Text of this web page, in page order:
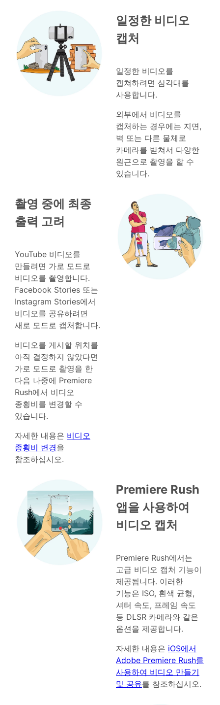
일정한 비디오
캡처
일정한 비디오를
캡쳐하려면 삼각대를
사용합니다.
외부에서 비디오를
캡처하는 경우에는 지면,
벽 또는 다른 물체로
카메라를 받쳐서 다양한
원근으로 촬영을 할 수
있습니다.
촬영 중에 최종
출력 고려
YouTube 비디오를
만들려면 가로 모드로
비디오를 촬영합니다.
Facebook Stories 또는
Instagram Stories에서
비디오를 공유하려면
새로 모드로 캡처합니다.
비디오를 게시할 위치를
아직 결정하지 않았다면
가로 모드로 촬영을 한
다음 나중에 Premiere
Rush에서 비디오
종횡비를 변경할 수
있습니다.
자세한 내용은 비디오
종횡비 변경을
참조하십시오.
Premiere Rush
앱을 사용하여
비디오 캡처
Premiere Rush에서는
고급 비디오 캡처 기능이
제공됩니다. 이러한
기능은 ISO, 흰색 균형,
셔터 속도, 프레임 속도
등 DLSR 카메라와 같은
옵션을 제공합니다.
자세한 내용은 iOS에서
Adobe Premiere Rush를
사용하여 비디오 만들기
및 공유를 참조하십시오.